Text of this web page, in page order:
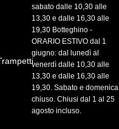
sabato dalle 10,30 alle
13,30 e dalle 16,30 alle
19,30 Botteghino -
ORARIO ESTIVO dal 1
giugno: dal lunedì al
venerdì dalle 10,30 alle
13,30 e dalle 16,30 alle
19,30. Sabato e domenica
chiuso. Chiusi dal 1 al 25
agosto incluso.